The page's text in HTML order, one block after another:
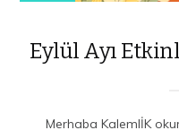
Eylül Ayı
Merhaba KalemlİK